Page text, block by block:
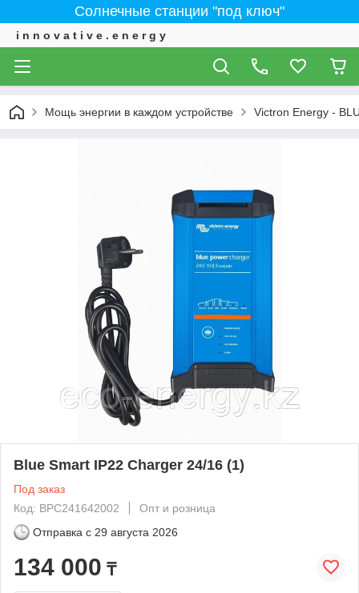
Солнечные станции "под ключ"
i n n o v a t i v e . e n e r g y
Мощь энергии в каждом устройстве Victron Energy -
Blue Smart IP22 Charger 24/16 (1)
Под заказ
Код: BPC241642002
Опт и розница
Отправка с 29 августа 2026
134 000 ₸